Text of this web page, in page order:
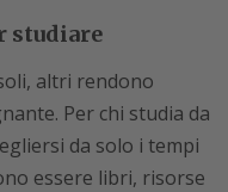
studiare
altri rendono
Per chi studia da
da solo i tempi
essere libri, risorse